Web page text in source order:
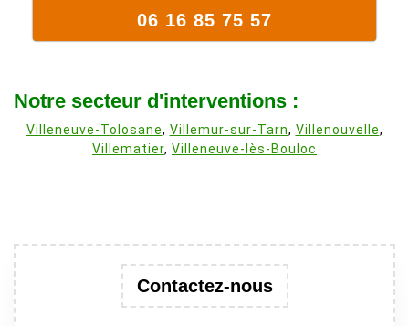
06 16 85 75 57
Notre secteur d'interventions :
Villeneuve-Tolosane, Villemur-sur-Tarn, Villenouvelle,
Villematier, Villeneuve-lès-Bouloc
Contactez-nous